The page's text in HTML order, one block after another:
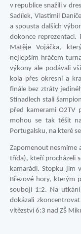
v republice snažili v
Sadílek, Vlastimil
a spousta dalších
dokonce
Matěje Vojáčka,
nejlepším hráčem
výkony ale podávali
kola přes okresní a
finále bez ztráty
Stínadlech stali
před kamerami O2TV
mohou se tak těšit
Portugalsku, na které
Zapomenout nesmíme
třída), kteří procházeli
kamarádi. Stopku jim
Březové hory, kterým
souboji 1:2. Na
dokázali
vítězství 6:3 nad ZŠ